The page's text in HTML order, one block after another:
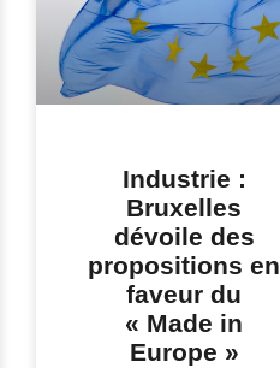
Industrie :
Bruxelles
dévoile des
propositions en
faveur du
« Made in
Europe »